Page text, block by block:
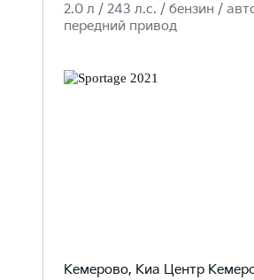
2.0 л / 243 л.c. / бензин /
передний привод
Кемерово, Киа Центр